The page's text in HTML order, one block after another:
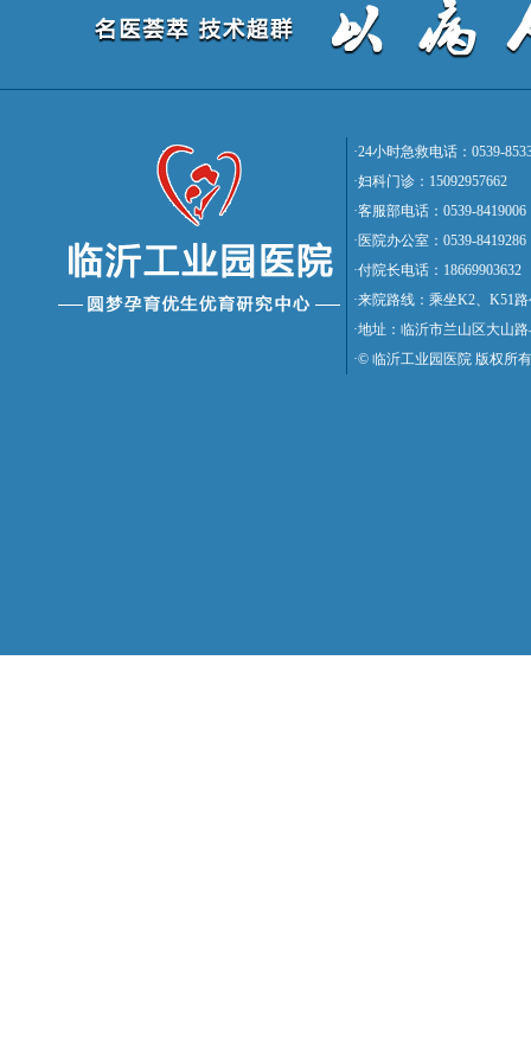
·24小时急救电话：0539-
·妇科门诊：15092957662
·客服部电话：0539-8419006
·医院办公室：0539-8419286
·付院长电话：18669903632
·来院路线：乘坐K2、K51
·地址：临沂市兰山区大山
·© 临沂工业园医院 版权所